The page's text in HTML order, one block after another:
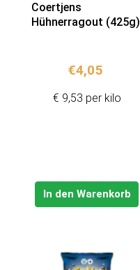
Coertjens
Hühnerragout (425g)
€4,05
In den Warenkorb
€ 9,53 per kilo